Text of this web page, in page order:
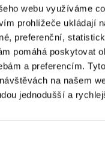
webu využíváme
prohlížeče ukládají
preferenční,
pomáhá poskytovat
a preferencím.
na našem
jednodušší a